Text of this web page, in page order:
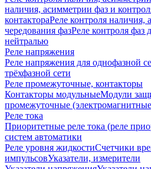
наличия, асимметрии фаз и
контактораРеле контроля наличия,
чередования фазРеле контроля фаз
нейтралью
Реле напряжения
Реле напряжения для однофазной
трёхфазной сети
Реле промежуточные, контакторы
Контакторы модульныеМодули
промежуточные
Реле тока
Приоритетные реле тока (реле
систем автоматики
Реле уровня жидкостиСчетчики
импульсовУказатели, измерители